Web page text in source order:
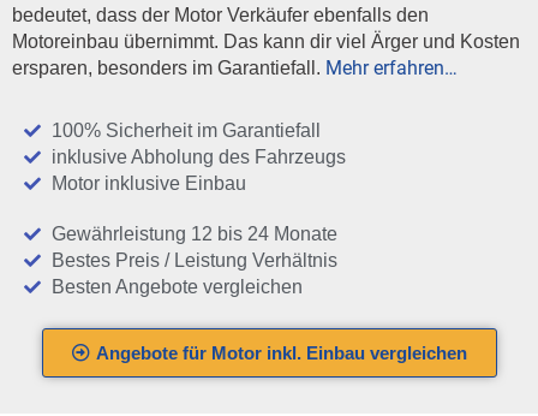
bedeutet, dass der Motor Verkäufer ebenfalls den
Motoreinbau übernimmt. Das kann dir viel Ärger und Kosten
ersparen, besonders im Garantiefall. Mehr erfahren…
100% Sicherheit im Garantiefall
inklusive Abholung des Fahrzeugs
Motor inklusive Einbau
Gewährleistung 12 bis 24 Monate
Bestes Preis / Leistung Verhältnis
Besten Angebote vergleichen
Angebote für Motor inkl. Einbau vergleichen